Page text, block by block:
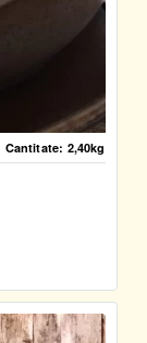
Cantitate: 2,40kg